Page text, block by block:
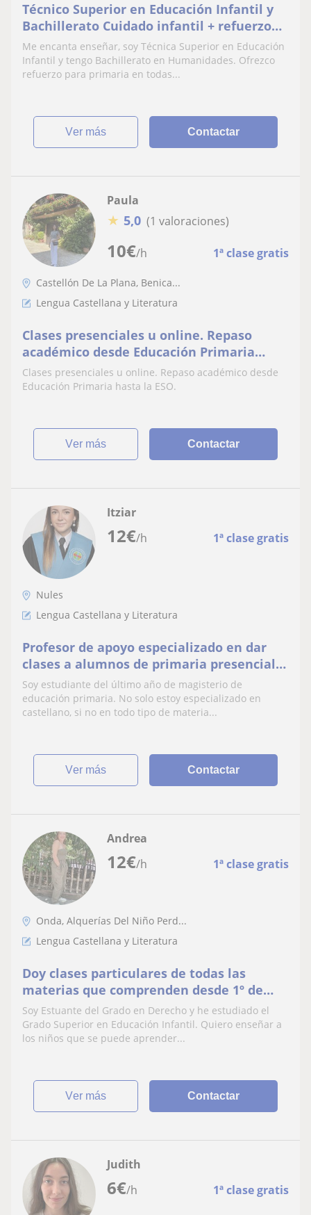
Técnico Superior en Educación Infantil y
Bachillerato Cuidado infantil + refuerzo
en humanidades para Primaria, ESO y
bachillerato
Me encanta enseñar, soy Técnica Superior en Educación
Infantil y tengo Bachillerato en Humanidades. Ofrezco
refuerzo para primaria en todas...
ver más Contactar
10€/h 1ª clase gratis
Paula
★ 5,0 (1 valoraciones)
Castellón De La Plana, Benica...
Lengua Castellana y Literatura
Clases presenciales u online. Repaso
académico desde Educación Primaria
hasta la ESO
Clases presenciales u online. Repaso académico desde
Educación Primaria hasta la ESO.
ver más Contactar
12€/h 1ª clase gratis
Itziar
Nules
Lengua Castellana y Literatura
Profesor de apoyo especializado en dar
clases a alumnos de primaria presencial u
online, de todo tipo de materias
Soy estudiante del último año de magisterio de
educación primaria. No solo estoy especializado en
castellano, si no en todo tipo de materia...
ver más Contactar
12€/h 1ª clase gratis
Andrea
Onda, Alquerías Del Niño Perd...
Lengua Castellana y Literatura
Doy clases particulares de todas las
materias que comprenden desde 1º de
Primaria hasta 2° de Bachillerato
Soy Estuante del Grado en Derecho y he estudiado el
Grado Superior en Educación Infantil. Quiero enseñar a
los niños que se puede aprender...
ver más Contactar
6€/h 1ª clase gratis
Judith